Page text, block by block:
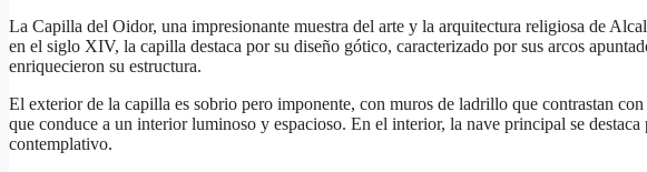
La Capilla del Oidor, una impresionante muestra del arte y la arquitectura religiosa de
en el siglo XIV, la capilla destaca por su diseño gótico, caracterizado por sus arcos
enriquecieron su estructura.
El exterior de la capilla es sobrio pero imponente, con muros de ladrillo que contrastan
que conduce a un interior luminoso y espacioso. En el interior, la nave principal se
contemplativo.